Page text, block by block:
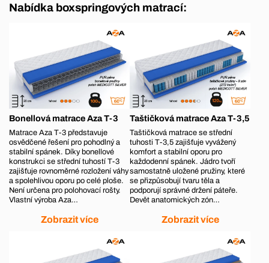
Nabídka boxspringových matrací:
Bonellová matrace Aza T-3
Matrace Aza T-3 představuje
osvědčené řešení pro pohodlný a
stabilní spánek. Díky bonellové
konstrukci se střední tuhostí T-3
zajišťuje rovnoměrné rozložení váhy
a spolehlivou oporu po celé ploše.
Není určena pro polohovací rošty.
Vlastní výroba Aza…
Zobrazit více
Taštičková matrace Aza T-3,5
Taštičková matrace se střední
tuhosti T-3,5 zajišťuje vyvážený
komfort a stabilní oporu pro
každodenní spánek. Jádro tvoří
samostatně uložené pružiny, které
se přizpůsobují tvaru těla a
podporují správné držení páteře.
Devět anatomických zón…
Zobrazit více